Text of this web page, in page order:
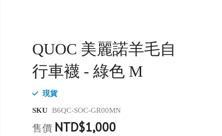
QUOC 美麗諾羊毛自
行車襪 - 綠色 M
現貨
SKU B6QC-SOC-GR00MN
售價 NTD$1,000